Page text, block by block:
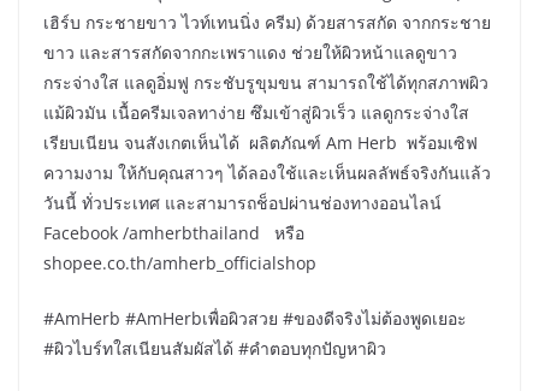
เฮิร์บ กระชายขาว ไวท์เทนนิ่ง ครีม) ด้วยสารสกัด จากกระชาย
ขาว และสารสกัดจากกะเพราแดง ช่วยให้ผิวหน้าแลดูขาว
กระจ่างใส แลดูอิ่มฟู กระชับรูขุมขน สามารถใช้ได้ทุกสภาพผิว
แม้ผิวมัน เนื้อครีมเจลทาง่าย ซึมเข้าสู่ผิวเร็ว แลดูกระจ่างใส
เรียบเนียน จนสังเกตเห็นได้ ผลิตภัณฑ์ Am Herb พร้อมเซิฟ
ความงาม ให้กับคุณสาวๆ ได้ลองใช้และเห็นผลลัพธ์จริงกันแล้ว
วันนี้ ทั่วประเทศ และสามารถช็อปผ่านช่องทางออนไลน์
Facebook /amherbthailand หรือ
shopee.co.th/amherb_officialshop
#AmHerb #AmHerbเพื่อผิวสวย #ของดีจริงไม่ต้องพูดเยอะ
#ผิวไบร์ทใสเนียนสัมผัสได้ #คำตอบทุกปัญหาผิว